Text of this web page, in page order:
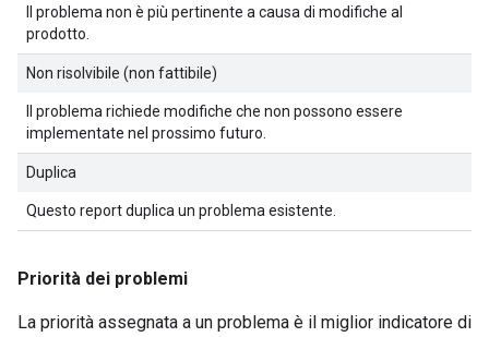
Il problema non è più pertinente a causa di modifiche al
prodotto.
Non risolvibile (non fattibile)
Il problema richiede modifiche che non possono essere
implementate nel prossimo futuro.
Duplica
Questo report duplica un problema esistente.
Priorità dei problemi
La priorità assegnata a un problema è il miglior indicatore di